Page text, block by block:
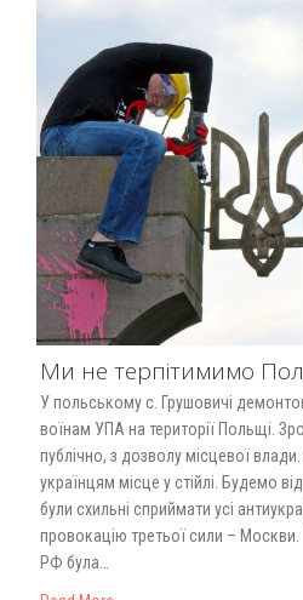
Ми не терпітимимо
У польському с. Грушовичі
воїнам УПА на території Польщі.
публічно, з дозволу місцевої
українцям місце у стійлі. Будемо
були схильні сприймати усі
провокацію третьої сили – Москви.
РФ була…